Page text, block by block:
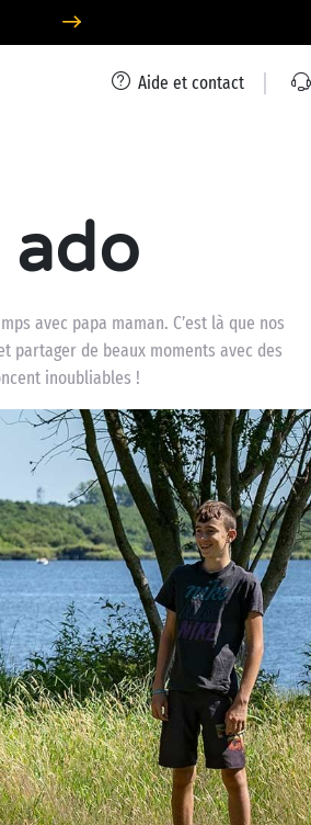
Aide et contact
avec papa maman. C’est là que nos
partager de beaux moments avec des
inoubliables !